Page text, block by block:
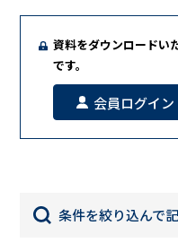
資料をダウンロードい
です。
会員ログイン
条件を絞り込んで